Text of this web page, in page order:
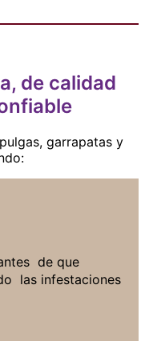
de calidad
garrapatas y
de que
las infestaciones